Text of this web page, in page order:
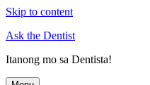
Skip to content
Ask the Dentist
Itanong mo sa Dentista!